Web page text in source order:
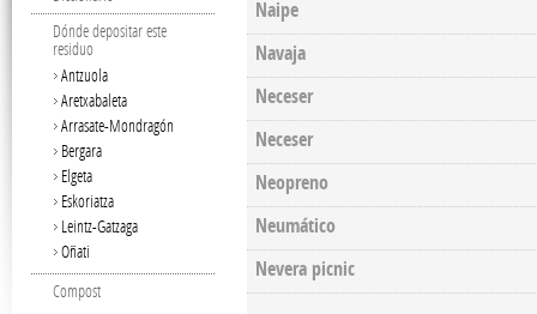
Naipe
Navaja
Neceser
Neceser
Neopreno
Neumático
Nevera picnic
Dónde depositar este
residuo
Antzuola
Aretxabaleta
Arrasate-Mondragón
Bergara
Elgeta
Eskoriatza
Leintz-Gatzaga
Oñati
Compost